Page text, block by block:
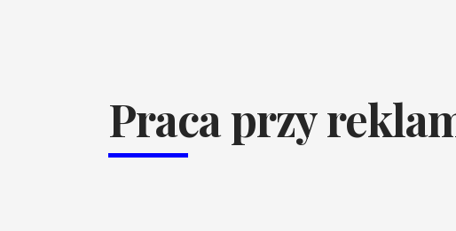
Praca przy